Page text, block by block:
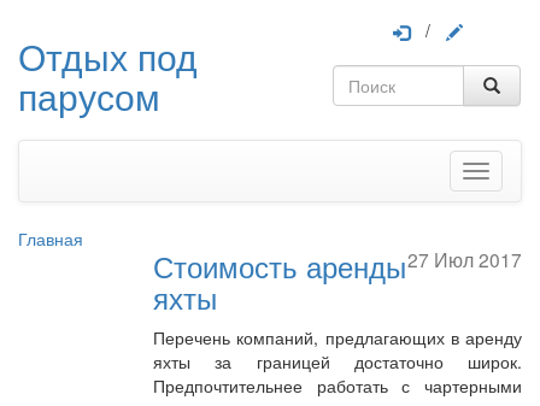
Отдых под
парусом
/
Меню
Главная
27 Июл 2017
Стоимость аренды
яхты
Перечень компаний, предлагающих в аренду
яхты за границей достаточно широк.
Предпочтительнее работать с чартерными